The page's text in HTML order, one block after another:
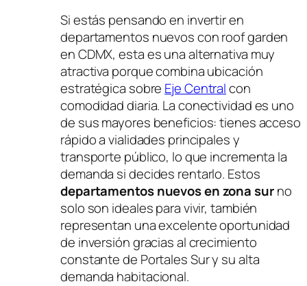
Si estás pensando en invertir en
departamentos nuevos con roof garden
en CDMX, esta es una alternativa muy
atractiva porque combina ubicación
estratégica sobre Eje Centralcon
comodidad diaria. La conectividad es uno
de sus mayores beneficios: tienes acceso
rápido a vialidades principales y
transporte público, lo que incrementa la
demanda si decides rentarlo. Estos
departamentos nuevos en zona surno
solo son ideales para vivir, también
representan una excelente oportunidad
de inversión gracias al crecimiento
constante de Portales Sur y su alta
demanda habitacional.